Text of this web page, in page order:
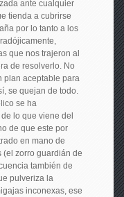
ante cualquier
tienda a cubrirse
por lo tanto a los
que nos trajeron al
de resolverlo. No
plan aceptable para
se quejan de todo.
se ha
lo que viene del
de que este por
en mano de
(el zorro guardián de
también de
pulveriza la
inconexas, ese